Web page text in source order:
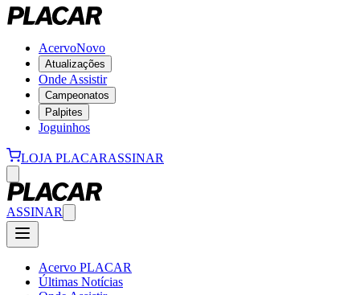
AcervoNovo
Atualizações
Onde Assistir
Campeonatos
Palpites
Joguinhos
LOJA PLACARASSINAR
ASSINAR
Acervo PLACAR
Últimas Notícias